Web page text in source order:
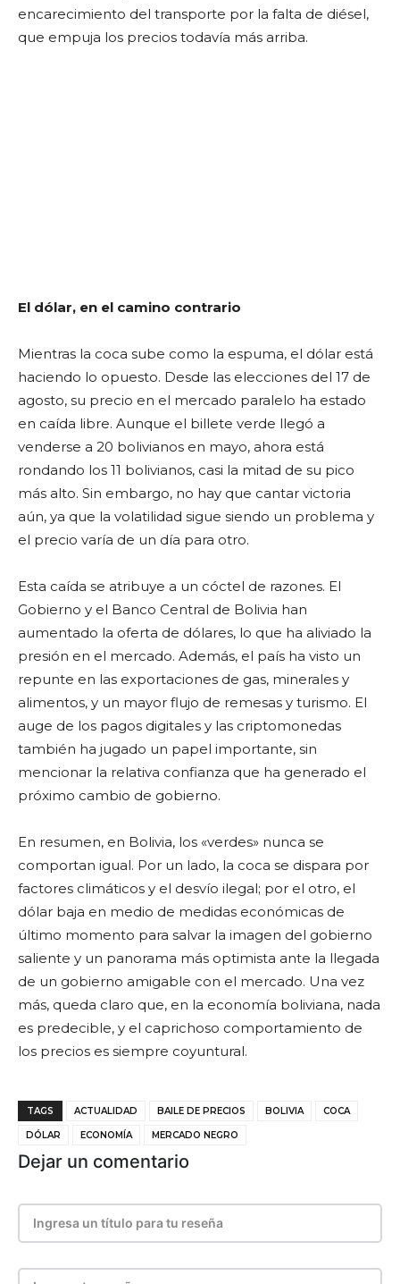
encarecimiento del transporte por la falta de diésel,
que empuja los precios todavía más arriba.
El dólar, en el camino contrario
Mientras la coca sube como la espuma, el dólar está
haciendo lo opuesto. Desde las elecciones del 17 de
agosto, su precio en el mercado paralelo ha estado
en caída libre. Aunque el billete verde llegó a
venderse a 20 bolivianos en mayo, ahora está
rondando los 11 bolivianos, casi la mitad de su pico
más alto. Sin embargo, no hay que cantar victoria
aún, ya que la volatilidad sigue siendo un problema y
el precio varía de un día para otro.
Esta caída se atribuye a un cóctel de razones. El
Gobierno y el Banco Central de Bolivia han
aumentado la oferta de dólares, lo que ha aliviado la
presión en el mercado. Además, el país ha visto un
repunte en las exportaciones de gas, minerales y
alimentos, y un mayor flujo de remesas y turismo. El
auge de los pagos digitales y las criptomonedas
también ha jugado un papel importante, sin
mencionar la relativa confianza que ha generado el
próximo cambio de gobierno.
En resumen, en Bolivia, los «verdes» nunca se
comportan igual. Por un lado, la coca se dispara por
factores climáticos y el desvío ilegal; por el otro, el
dólar baja en medio de medidas económicas de
último momento para salvar la imagen del gobierno
saliente y un panorama más optimista ante la llegada
de un gobierno amigable con el mercado. Una vez
más, queda claro que, en la economía boliviana, nada
es predecible, y el caprichoso comportamiento de
los precios es siempre coyuntural.
TAGS ACTUALIDAD BAILE DE PRECIOS BOLIVIA COCA
DÓLAR ECONOMÍA MERCADO NEGRO
Dejar un comentario